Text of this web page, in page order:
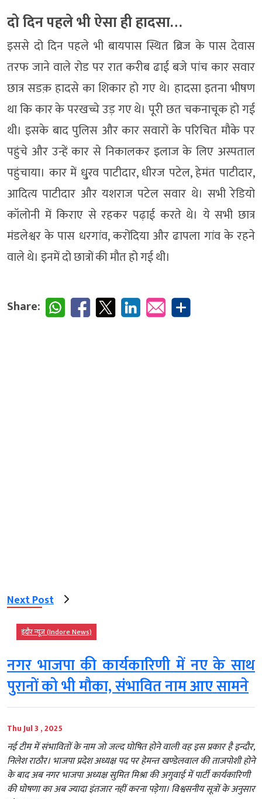
दो दिन पहले भी ऐसा ही हादसा…
इससे दो दिन पहले भी बायपास स्थित ब्रिज के पास देवास
तरफ जाने वाले रोड पर रात करीब ढाई बजे पांच कार सवार
छात्र सडक़ हादसे का शिकार हो गए थे। हादसा इतना भीषण
था कि कार के परखच्चे उड़ गए थे। पूरी छत चकनाचूक हो गई
थी। इसके बाद पुलिस और कार सवारों के परिचित मौके पर
पहुंचे और उन्हें कार से निकालकर इलाज के लिए अस्पताल
पहुंचाया। कार में धु्रव पाटीदार, धीरज पटेल, हेमंत पाटीदार,
आदित्य पाटीदार और यशराज पटेल सवार थे। सभी रेडियो
कॉलोनी में किराए से रहकर पढ़ाई करते थे। ये सभी छात्र
मंडलेश्वर के पास धरगांव, करोंदिया और ढापला गांव के रहने
वाले थे। इनमें दो छात्रों की मौत हो गई थी।
Share:
Next Post
इंदौर न्यूज़ (Indore News)
नगर भाजपा की कार्यकारिणी में नए के साथ
पुरानों को भी मौका, संभावित नाम आए सामने
Thu Jul 3 , 2025
नई टीम में संभावितों के नाम जो जल्द घोषित होने वाली वह इस प्रकार है इन्दौर,
निलेश राठौर। भाजपा प्रदेश अध्यक्ष पद पर हेमन्त खण्डेलवाल की ताजपोशी होने
के बाद अब नगर भाजपा अध्यक्ष सुमित मिश्रा की अगुवाई में पार्टी कार्यकारिणी
की घोषणा का अब ज्यादा इंतजार नहीं करना पड़ेगा। विश्वसनीय सूत्रों के अनुसार